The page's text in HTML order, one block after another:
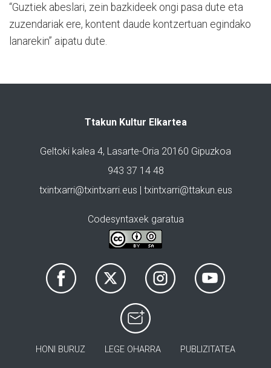
“Guztiek abeslari, zein bazkideek ongi pasa dute eta
zuzendariak ere, kontent daude kontzertuan egindako
lanarekin” aipatu dute.
Ttakun Kultur Elkartea
Geltoki kalea 4, Lasarte-Oria 20160 Gipuzkoa
943 37 14 48
txintxarri@txintxarri.eus | txintxarri@ttakun.eus
Codesyntaxek garatua
HONI BURUZ LEGE OHARRA PUBLIZITATEA